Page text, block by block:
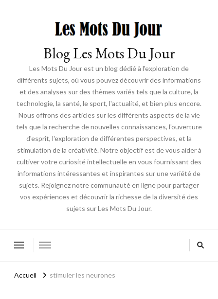
Blog Les Mots Du Jour
Les Mots Du Jour est un blog dédié à l'exploration de
différents sujets, où vous pouvez découvrir des informations
et des analyses sur des thèmes variés tels que la culture, la
technologie, la santé, le sport, l'actualité, et bien plus encore.
Nous offrons des articles sur les différents aspects de la vie
tels que la recherche de nouvelles connaissances, l'ouverture
d'esprit, l'exploration de différentes perspectives, et la
stimulation de la créativité. Notre objectif est de vous aider à
cultiver votre curiosité intellectuelle en vous fournissant des
informations intéressantes et inspirantes sur une variété de
sujets. Rejoignez notre communauté en ligne pour partager
vos expériences et découvrir la richesse de la diversité des
sujets sur Les Mots Du Jour.
Accueil stimuler les neurones